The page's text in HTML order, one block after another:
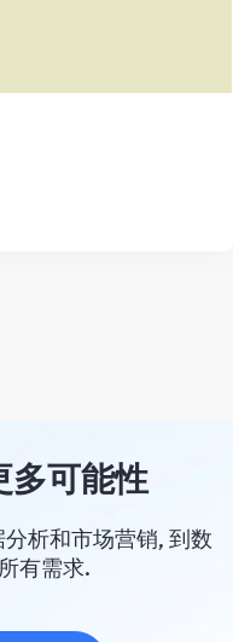
多可能性
析和市场营销, 到数
有需求.